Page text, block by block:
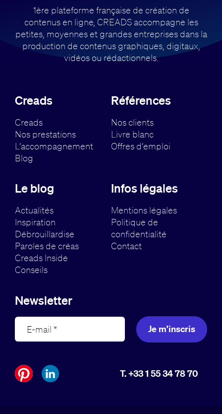
1ère plateforme française de création de
contenus en ligne, CREADS accompagne les
petites, moyennes et grandes entreprises dans la
production de contenus graphiques, digitaux,
vidéos ou rédactionnels.
Creads
Creads
Nos prestations
L’accompagnement
Blog
Références
Nos clients
Livre blanc
Offres d’emploi
Le blog
Actualités
Inspiration
Débrouillardise
Paroles de créas
Creads Inside
Conseils
Infos légales
Mentions légales
Politique de
confidentialité
Contact
Newsletter
Je m'inscris
T. +33 1 55 34 78 70